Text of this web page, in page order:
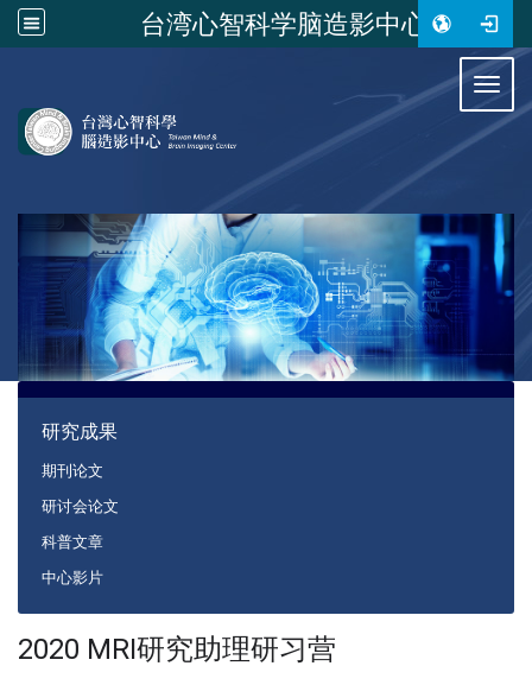
台湾心智科学脑造影中心
研究成果
期刊论文
研讨会论文
科普文章
中心影片
2020 MRI研究助理研习营